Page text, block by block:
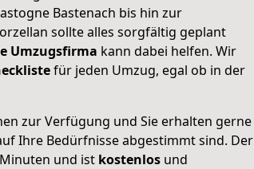
Bastenach bis hin zur
sollte alles sorgfältig geplant
Umzugsfirma kann dabei helfen. Wir
für jeden Umzug, egal ob in der
zur Verfügung und Sie erhalten gerne
Ihre Bedürfnisse abgestimmt sind. Der
und ist kostenlos und